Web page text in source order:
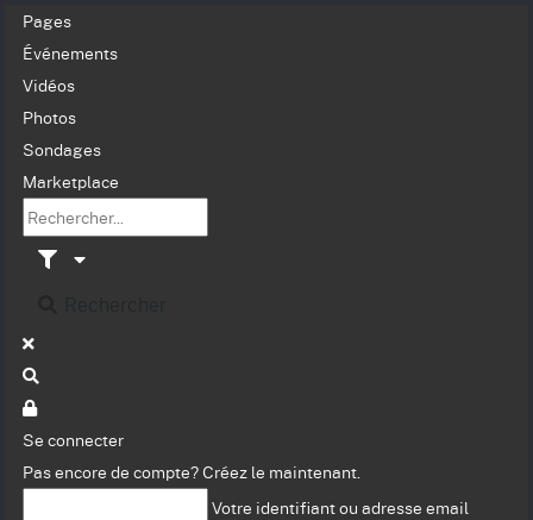
Pages
Événements
Vidéos
Photos
Sondages
Marketplace
Se connecter
Pas encore de compte? Créez le maintenant.
Votre identifiant ou adresse email